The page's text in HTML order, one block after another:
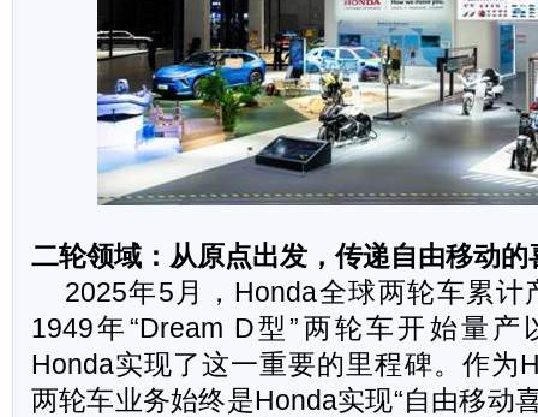
二轮领域：从原点出发，传递自由移动的
2025年5月，Honda全球两轮车累计
1949年“Dream D型”两轮车开始量
Honda实现了这一重要的里程碑。作为
两轮车业务始终是Honda实现“自由移动